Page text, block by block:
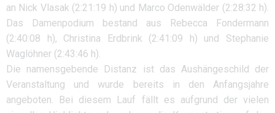
an Nick Vlasak (2:21:19 h) und Marco Odenwälder (2:28:32 h).
Das Damenpodium bestand aus Rebecca Fondermann
(2:40:08 h), Christina Erdbrink (2:41:09 h) und Stephanie
Waglöhner (2:43:46 h).
Die namensgebende Distanz ist das Aushängeschild der
Veranstaltung und wurde bereits in den Anfangsjahre
angeboten. Bei diesem Lauf fällt es aufgrund der vielen